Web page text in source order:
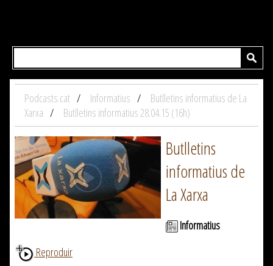
Podcasts.cat Informatius
Butlletins informatius de La
Xarxa
Butlletins informatius 28.04.15 (16h)
Butlletins
informatius de
La Xarxa
Informatius
Reproduir